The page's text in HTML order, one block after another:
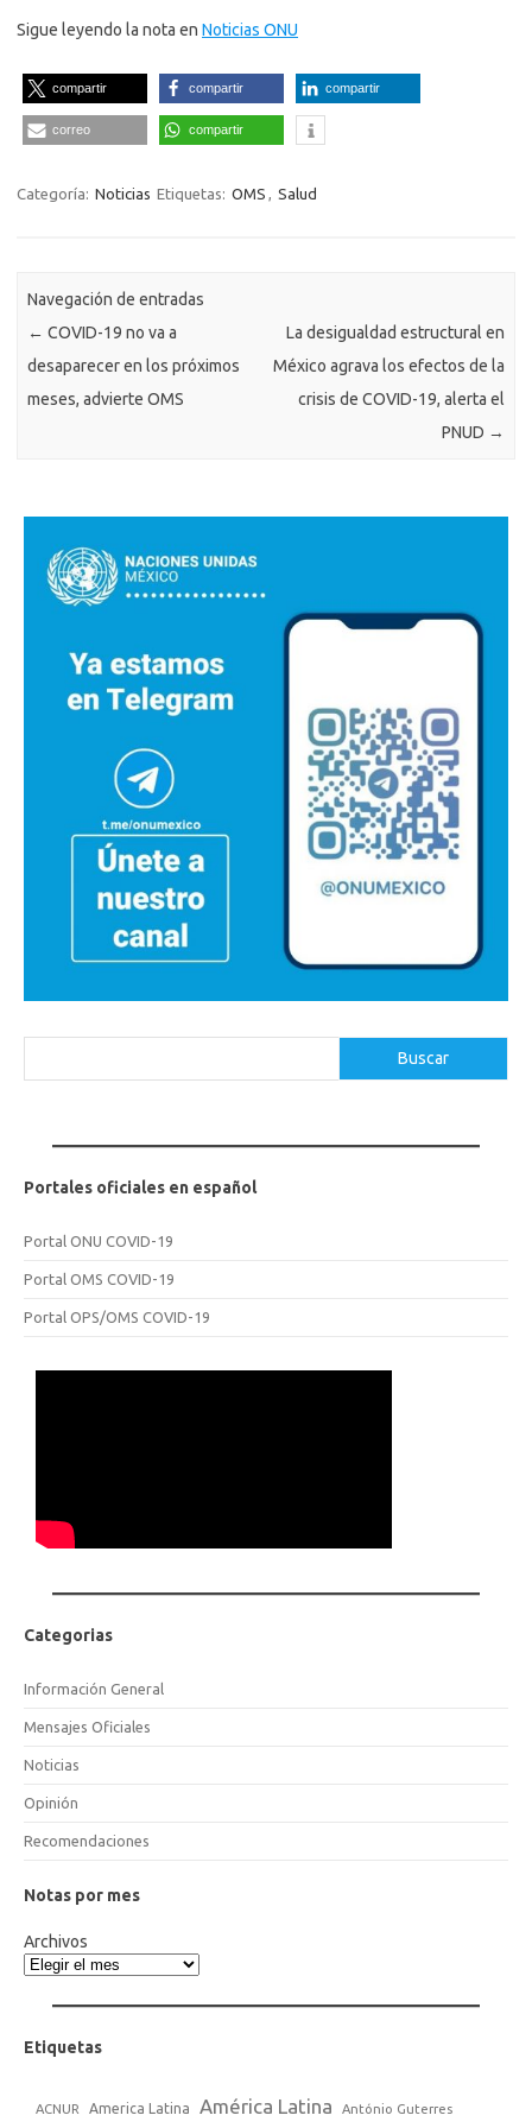
Sigue leyendo la nota en Noticias ONU
compartir compartir compartir
correo compartir
Categoría: Noticias Etiquetas: OMS Salud
Navegación de entradas
← COVID-19 no va a
desaparecer en los próximos
meses, advierte OMS
La desigualdad estructural en
México agrava los efectos de la
crisis de COVID-19, alerta el
PNUD →
Buscar
Portales oficiales en español
Portal ONU COVID-19
Portal OMS COVID-19
Portal OPS/OMS COVID-19
Categorias
Información General
Mensajes Oficiales
Noticias
Opinión
Recomendaciones
Notas por mes
Archivos
Etiquetas
ACNUR America Latina América Latina António Guterres